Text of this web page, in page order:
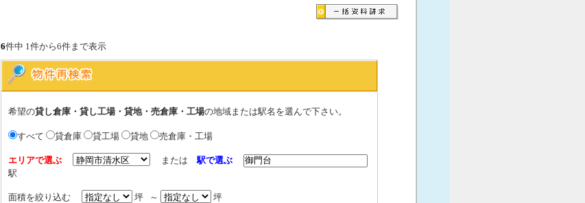
6件中 1件から6件まで表示
希望の貸し倉庫・貸し工場・貸地・売倉庫・工場の地域または駅名を選んで下さい。
すべて 貸倉庫 貸工場 貸地 売倉庫・工場
エリアで選ぶ または駅で選ぶ
駅
面積を絞り込む 坪 ～ 坪